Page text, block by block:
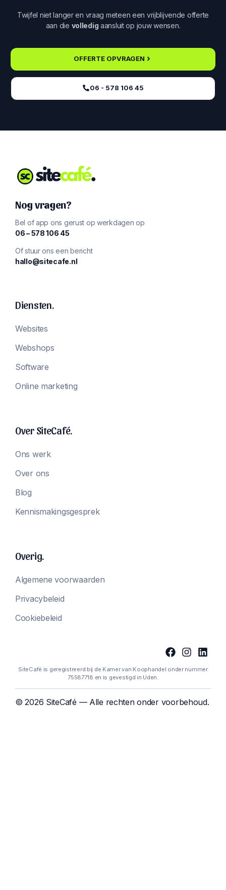
Twijfel niet langer en vraag meteen een vrijblijvende offerte
aan die volledig aansluit op jouw wensen.
OFFERTE OPVRAGEN
06 - 578 106 45‬
Nog vragen?
Bel of app ons gerust op werkdagen op
‪06 – 578 106 45‬
Of stuur ons een bericht
hallo@sitecafe.nl
Diensten.
Websites
Webshops
Software
Online marketing
Over SiteCafé.
Ons werk
Over ons
Blog
Kennismakingsgesprek
Overig.
Algemene voorwaarden
Privacybeleid
Cookiebeleid
SiteCafé is geregistreerd bij de Kamer van Koophandel onder nummer
75587718 en is gevestigd in Uden.
© 2026 SiteCafé — Alle rechten onder voorbehoud.